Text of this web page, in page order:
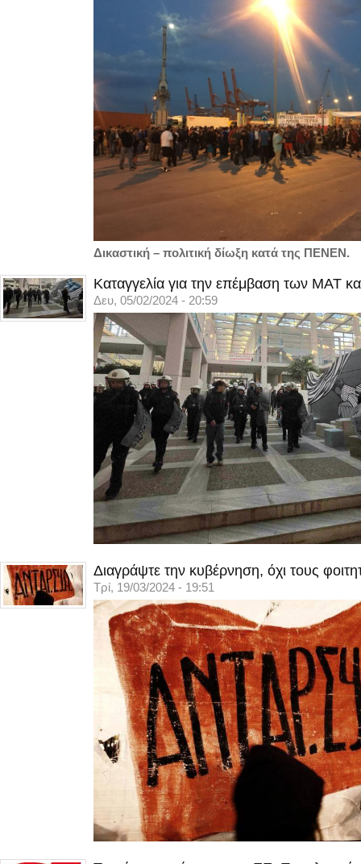
Δικαστική – πολιτική δίωξη κατά της ΠΕΝΕΝ.
Καταγγελία για την επέμβαση των ΜΑΤ
Δευ, 05/02/2024 - 20:59
Διαγράψτε την κυβέρνηση, όχι τους
Τρί, 19/03/2024 - 19:51